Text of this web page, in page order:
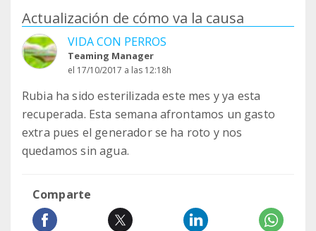
Actualización de cómo va la causa
VIDA CON PERROS
Teaming Manager
el 17/10/2017 a las 12:18h
Rubia ha sido esterilizada este mes y ya esta
recuperada. Esta semana afrontamos un gasto
extra pues el generador se ha roto y nos
quedamos sin agua.
Comparte